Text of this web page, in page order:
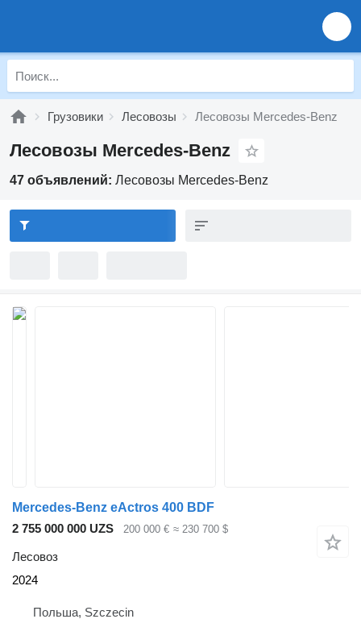
Грузовики Лесовозы Лесовозы Mercedes-Benz
Лесовозы Mercedes-Benz
47 объявлений: Лесовозы Mercedes-Benz
Mercedes-Benz eActros 400 BDF
2 755 000 000 UZS
200 000 € ≈ 230 700 $
Лесовоз
2024
Польша, Szczecin